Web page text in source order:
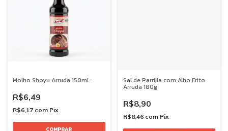
Molho Shoyu Arruda 150mL
R$6,49
R$6,17 com Pix
Sal de Parrilla com Alho Frito
Arruda 180g
R$8,90
R$8,46 com Pix